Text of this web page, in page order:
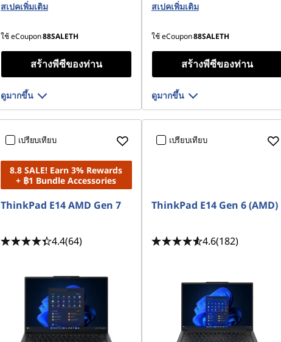
256 GB SSD M.2 2242 PCIe
สเปคเพิ่มเติม
ใช้ eCoupon88SALETH
สร้างพีซีของท่าน
ดูมากขึ้น
Gen4 TLC Opal
สเปคเพิ่มเติม
ใช้ eCoupon88SALETH
สร้างพีซีของท่าน
ดูมากขึ้น
เปรียบเทียบ
8.8 SALE! Earn 3% Rewards
+ ฿1 Bundle Accessories
ThinkPad E14 AMD Gen 7
4.4(64)
เปรียบเทียบ
ThinkPad E14 Gen 6 (AMD)
4.6(182)